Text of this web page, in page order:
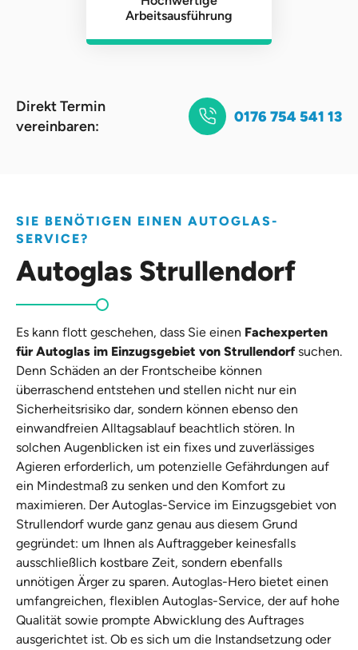
Arbeitsausführung
Direkt Termin
vereinbaren:
0176 754 541 13
SIE BENÖTIGEN EINEN AUTOGLAS-
SERVICE?
Autoglas Strullendorf
Es kann flott geschehen, dass Sie einen Fachexperten
für Autoglas im Einzugsgebiet von Strullendorfsuchen.
Denn Schäden an der Frontscheibe können
überraschend entstehen und stellen nicht nur ein
Sicherheitsrisiko dar, sondern können ebenso den
einwandfreien Alltagsablauf beachtlich stören. In
solchen Augenblicken ist ein fixes und zuverlässiges
Agieren erforderlich, um potenzielle Gefährdungen auf
ein Mindestmaß zu senken und den Komfort zu
maximieren. Der Autoglas-Service im Einzugsgebiet von
Strullendorf wurde ganz genau aus diesem Grund
gegründet: um Ihnen als Auftraggeber keinesfalls
ausschließlich kostbare Zeit, sondern ebenfalls
unnötigen Ärger zu sparen. Autoglas-Hero bietet einen
umfangreichen, flexiblen Autoglas-Service, der auf hohe
Qualität sowie prompte Abwicklung des Auftrages
ausgerichtet ist. Ob es sich um die Instandsetzung oder